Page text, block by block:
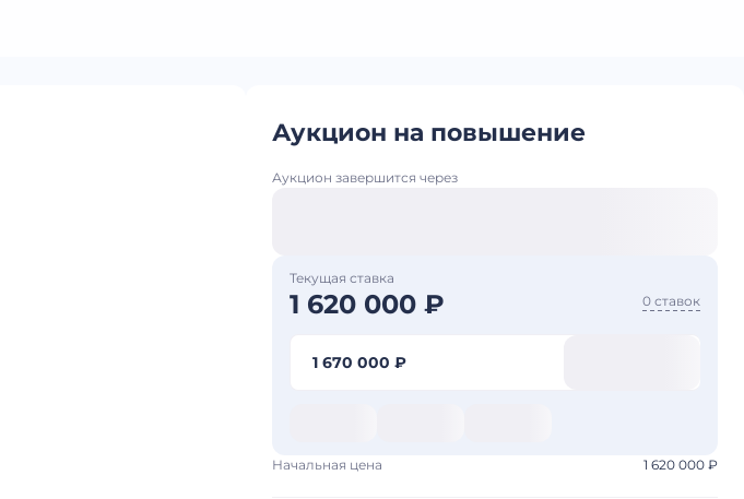
Аукцион на повышение
Аукцион завершится через
Текущая ставка
1 620 000 ₽ 0 ставок
1 670 000 ₽
Начальная цена 1 620 000 ₽